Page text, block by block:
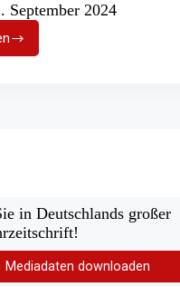
September 2024
in Deutschlands großer
Mediadaten downloaden